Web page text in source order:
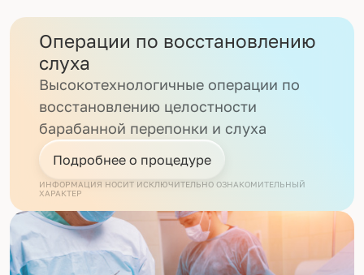
Операции по восстановлению
слуха
Высокотехнологичные операции по
восстановлению целостности
барабанной перепонки и слуха
Подробнее о процедуре
ИНФОРМАЦИЯ НОСИТ ИСКЛЮЧИТЕЛЬНО ОЗНАКОМИТЕЛЬНЫЙ
ХАРАКТЕР